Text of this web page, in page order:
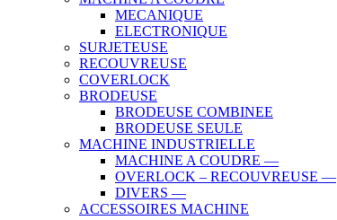
MECANIQUE
ELECTRONIQUE
SURJETEUSE
RECOUVREUSE
COVERLOCK
BRODEUSE
BRODEUSE COMBINEE
BRODEUSE SEULE
MACHINE INDUSTRIELLE
MACHINE A COUDRE —
OVERLOCK – RECOUVREUSE —
DIVERS —
ACCESSOIRES MACHINE